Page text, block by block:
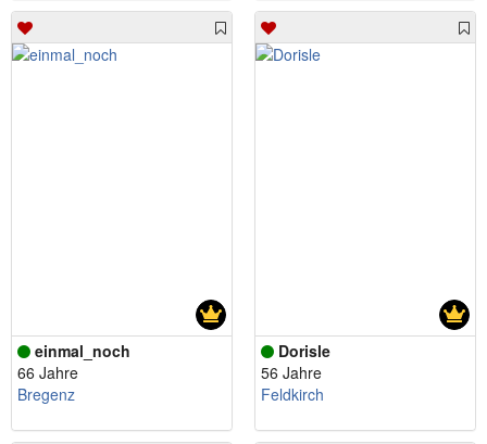
einmal_noch
66 Jahre
Bregenz
Dorisle
56 Jahre
Feldkirch